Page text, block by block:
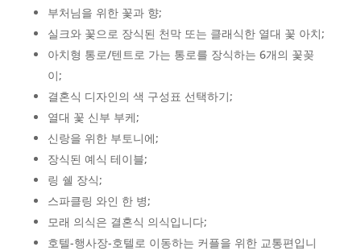
부처님을 위한 꽃과 향;
실크와 꽃으로 장식된 천막 또는 클래식한 열대 꽃 아치;
아치형 통로/텐트로 가는 통로를 장식하는 6개의 꽃꽂
이;
결혼식 디자인의 색 구성표 선택하기;
열대 꽃 신부 부케;
신랑을 위한 부토니에;
장식된 예식 테이블;
링 쉘 장식;
스파클링 와인 한 병;
모래 의식은 결혼식 의식입니다;
호텔-행사장-호텔로 이동하는 커플을 위한 교통편입니